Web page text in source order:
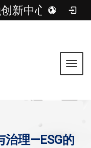
新中心
治理—ESG的